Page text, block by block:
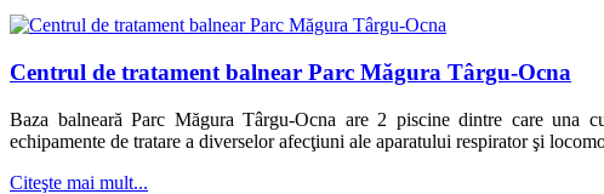
Centrul de tratament balnear Parc Măgura Târgu-Ocna
Baza balneară Parc Măgura Târgu-Ocna are 2 piscine dintre care una
echipamente de tratare a diverselor afecţiuni ale aparatului respirator şi
Citeşte mai mult...